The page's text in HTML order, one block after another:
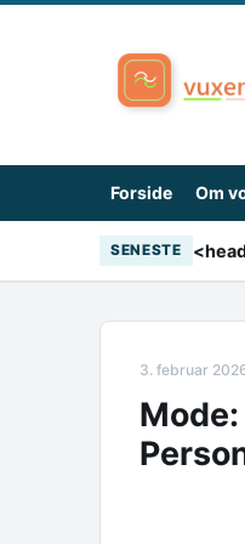
Forside Om
SENESTE
3. februar